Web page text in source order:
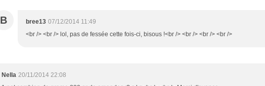
B bree13 07/12/2014 11:49
<br /> <br /> lol, pas de fessée cette fois-ci, bisous !<br /> <br /> <br /> <br />
Nella 20/11/2014 22:08